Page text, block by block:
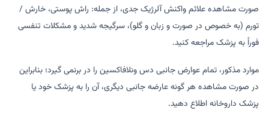
صورت مشاهده علائم واکنش آلرژیک جدی، از جمله: راش پوستی، خارش /
تورم (به خصوص در صورت و زبان و گلو)، سرگیجه شدید و مشکلات تنفسی
فوراً به پزشک مراجعه کنید.
موارد مذکور، تمام عوارض جانبی دس ونلافاکسین را در برنمی گیرد؛ بنابراین
در صورت مشاهده هر گونه عارضه جانبی دیگری، آن را به پزشک خود یا
پزشک داروخانه اطلاع دهید.